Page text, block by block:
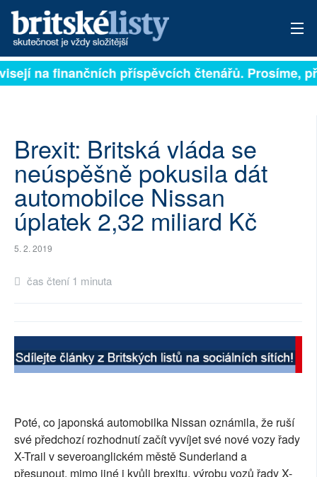
PŘIHLÁSIT
ARCHIV
ROZHOVORY
TÉMATA
NEJČTENĚJŠÍ ZA 7 DNÍ
SOCIÁLNÍ SÍTĚ
RUBRIKY
na finančních příspěvcích čtenářů. Prosíme,
Brexit: Britská vláda se
neúspěšně pokusila dát
automobilce Nissan
úplatek 2,32 miliard Kč
5. 2. 2019
čas čtení 1 minuta
Poté, co japonská automobilka Nissan oznámila, že ruší
své předchozí rozhodnutí začít vyvíjet své nové vozy řady
X-Trail v severoanglickém městě Sunderland a
přesunout, mimo jiné i kvůli brexitu, výrobu vozů řady X-